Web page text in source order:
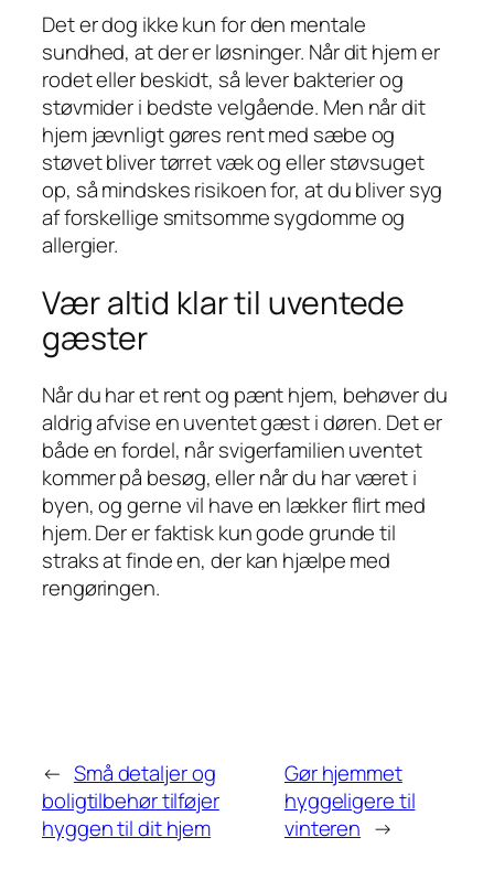
Det er dog ikke kun for den mentale
sundhed, at der er løsninger. Når dit hjem er
rodet eller beskidt, så lever bakterier og
støvmider i bedste velgående. Men når dit
hjem jævnligt gøres rent med sæbe og
støvet bliver tørret væk og eller støvsuget
op, så mindskes risikoen for, at du bliver syg
af forskellige smitsomme sygdomme og
allergier.
Vær altid klar til uventede
gæster
Når du har et rent og pænt hjem, behøver du
aldrig afvise en uventet gæst i døren. Det er
både en fordel, når svigerfamilien uventet
kommer på besøg, eller når du har været i
byen, og gerne vil have en lækker flirt med
hjem. Der er faktisk kun gode grunde til
straks at finde en, der kan hjælpe med
rengøringen.
← Små detaljer og
boligtilbehør tilføjer
hyggen til dit hjem
Gør hjemmet
hyggeligere til
vinteren →